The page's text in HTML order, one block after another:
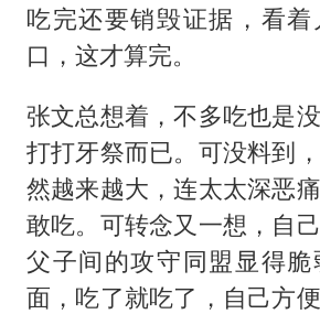
吃完还要销毁证据，看
口，这才算完。
张文总想着，不多吃也是
打打牙祭而已。可没料到
然越来越大，连太太深恶
敢吃。可转念又一想，自
父子间的攻守同盟显得
面，吃了就吃了，自己方